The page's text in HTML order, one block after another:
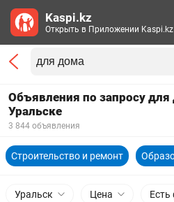
Объявления по запросу для
Уральске
3 844 объявления
Строительство и ремонт
Уральск Цена Есть
Kaspi.kz
Открыть в Приложении Kaspi.kz